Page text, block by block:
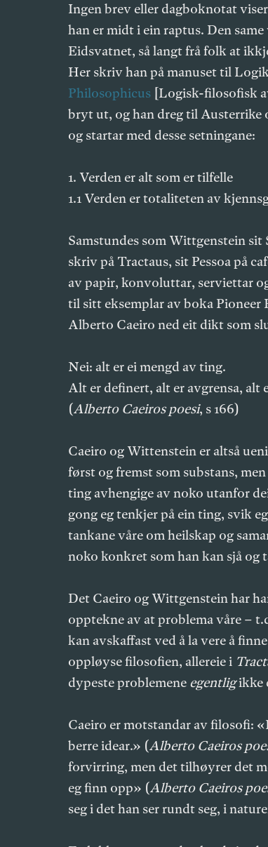
Ingen brev eller dagboknotat
han er midt i ein raptus. Den
Eidsvatnet, så langt frå folk at
Her skriv han på manuset til
Philosophicus [Logisk-filosofisk
bryt ut, og han dreg til Austerrike
og startar med desse setningane:
1. Verden er alt som er tilfelle
1.1 Verden er totaliteten av
Samstundes som Wittgenstein sit
skriv på Tractaus, sit Pessoa på
av papir, konvoluttar, serviettar
til sitt eksemplar av boka
Alberto Caeiro ned eit dikt som
Nei: alt er ei mengd av ting.
Alt er definert, alt er avgrensa, alt
(Alberto Caeiros poesi, s 166)
Caeiro og Wittenstein er altså
først og fremst som substans,
ting avhengige av noko utanfor
gong eg tenkjer på ein ting, svik
tankane våre om heilskap og
noko konkret som han kan sjå og
Det Caeiro og Wittgenstein har
opptekne av at problema våre –
kan avskaffast ved å la vere å
oppløyse filosofien, allereie i
dypeste problemene egentligikke
Caeiro er motstandar av filosofi:
berre idear.» (Alberto Caeiros
forvirring, men det tilhøyrer det
eg finn opp» (Alberto Caeiros
seg i det han ser rundt seg, i